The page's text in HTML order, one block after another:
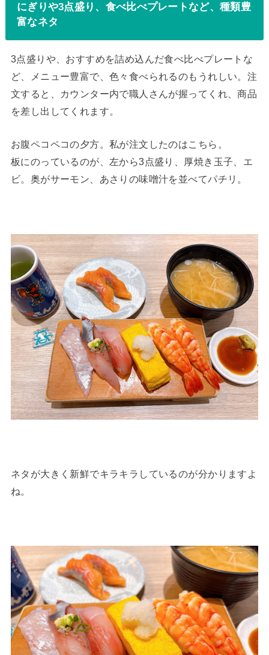
にぎりや3点盛り、食べ比べプレートなど、種類豊
富なネタ
3点盛りや、おすすめを詰め込んだ食べ比べプレートな
ど、メニュー豊富で、色々食べられるのもうれしい。注
文すると、カウンター内で職人さんが握ってくれ、商品
を差し出してくれます。
お腹ペコペコの夕方。私が注文したのはこちら。
板にのっているのが、左から3点盛り、厚焼き玉子、エ
ビ。奥がサーモン、あさりの味噌汁を並べてパチリ。
ネタが大きく新鮮でキラキラしているのが分かりますよ
ね。